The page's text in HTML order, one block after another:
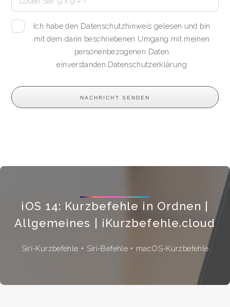
Ich habe den Datenschutzhinweis gelesen und bin
mit dem darin beschriebenen Umgang mit meinen
personenbezogenen Daten
einverstanden. Datenschutzerklärung
iOS 14: Kurzbefehle in Ordnen |
Allgemeines | iKurzbefehle.cloud
Siri-Kurzbefehle + Siri-Befehle + macOS-Kurzbefehle